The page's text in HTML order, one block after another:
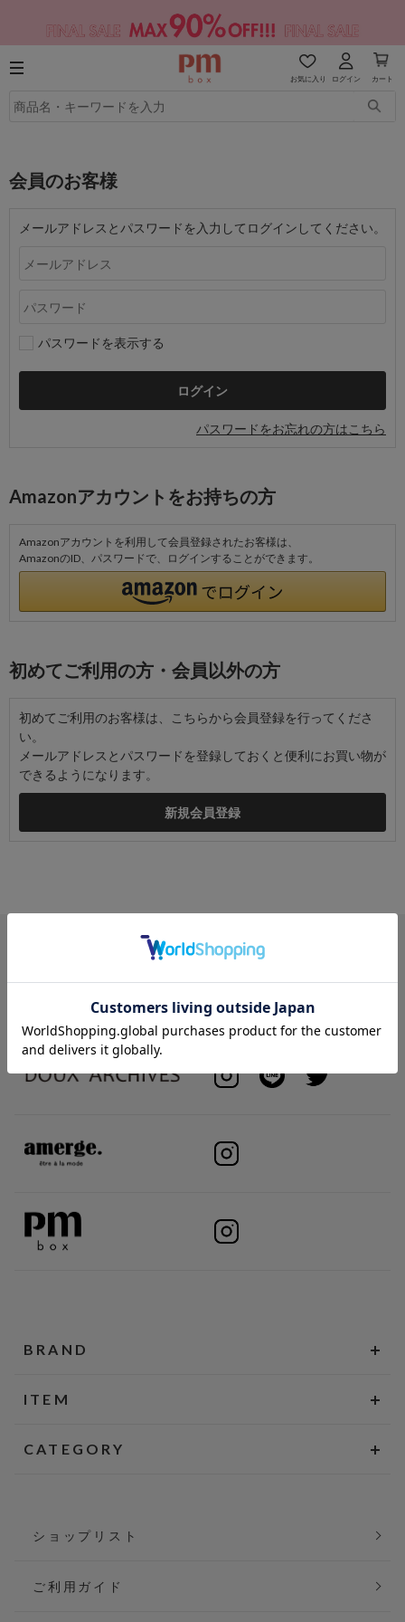
お気に入り ログイン カート
会員のお客様
メールアドレスとパスワードを入力してログインしてください。
パスワードを表示する
パスワードをお忘れの方はこちら
Amazonアカウントをお持ちの方
Amazonアカウントを利用して会員登録されたお客様は、
AmazonのID、パスワードで、ログインすることができます。
初めてご利用の方・会員以外の方
初めてご利用のお客様は、こちらから会員登録を行ってくださ
い。
メールアドレスとパスワードを登録しておくと便利にお買い物が
できるようになります。
BRAND
ITEM
CATEGORY
ショップリスト
ご利用ガイド